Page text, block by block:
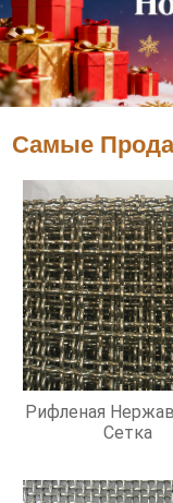
Самые
Рифленая
Сетка